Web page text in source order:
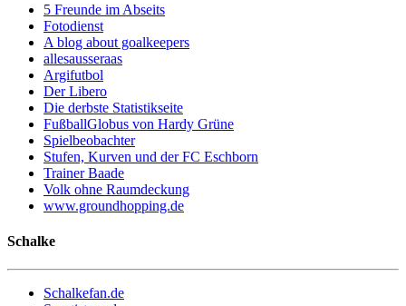
5 Freunde im Abseits
Fotodienst
A blog about goalkeepers
allesausseraas
Argifutbol
Der Libero
Die derbste Statistikseite
FußballGlobus von Hardy Grüne
Spielbeobachter
Stufen, Kurven und der FC Eschborn
Trainer Baade
Volk ohne Raumdeckung
www.groundhopping.de
Schalke
Schalkefan.de